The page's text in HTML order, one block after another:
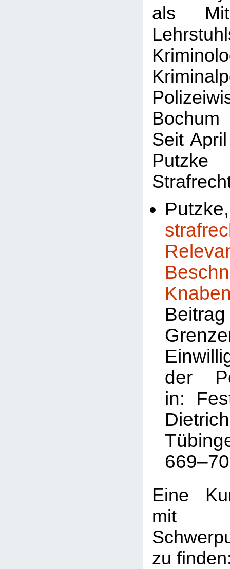
als
Seit
Putzke
der
in:
Eine
mit
zu